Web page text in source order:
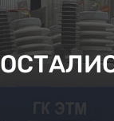
Заполните поля